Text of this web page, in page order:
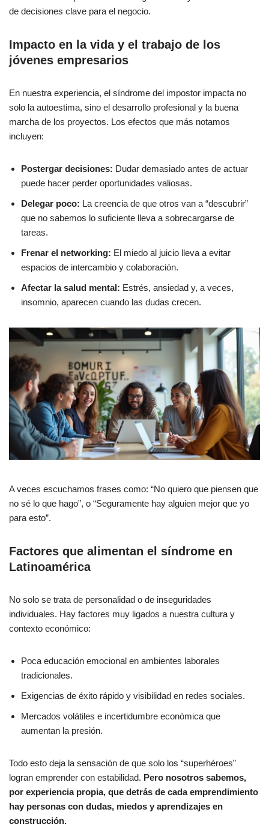
de decisiones clave para el negocio.
Impacto en la vida y el trabajo de los
jóvenes empresarios
En nuestra experiencia, el síndrome del impostor impacta no
solo la autoestima, sino el desarrollo profesional y la buena
marcha de los proyectos. Los efectos que más notamos
incluyen:
Postergar decisiones: Dudar demasiado antes de actuar
puede hacer perder oportunidades valiosas.
Delegar poco: La creencia de que otros van a “descubrir”
que no sabemos lo suficiente lleva a sobrecargarse de
tareas.
Frenar el networking: El miedo al juicio lleva a evitar
espacios de intercambio y colaboración.
Afectar la salud mental: Estrés, ansiedad y, a veces,
insomnio, aparecen cuando las dudas crecen.
A veces escuchamos frases como: “No quiero que piensen que
no sé lo que hago”, o “Seguramente hay alguien mejor que yo
para esto”.
Factores que alimentan el síndrome en
Latinoamérica
No solo se trata de personalidad o de inseguridades
individuales. Hay factores muy ligados a nuestra cultura y
contexto económico:
Poca educación emocional en ambientes laborales
tradicionales.
Exigencias de éxito rápido y visibilidad en redes sociales.
Mercados volátiles e incertidumbre económica que
aumentan la presión.
Todo esto deja la sensación de que solo los “superhéroes”
logran emprender con estabilidad. Pero nosotros sabemos,
por experiencia propia, que detrás de cada emprendimiento
hay personas con dudas, miedos y aprendizajes en
construcción.